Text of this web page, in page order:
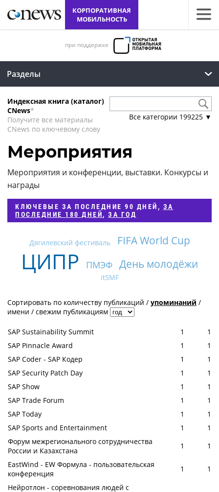
КОРПОРАТИВНАЯ
МОБИЛЬНОСТЬ
при поддержке
Разделы
Индексная книга (каталог)
CNews*
Получите все материалы
CNews по ключевому слову
Все категории 199225 ▼
Мероприятия
Мероприятия и конференции, выставки. Конкурсы и
награды
КЛЮЧЕВЫЕ ЗА ПОСЛЕДНИЕ 90 ДНЕЙ , ЗА
ПОСЛЕДНИЕ 180 ДНЕЙ, ЗА ГОД
Дягилевский фестиваль FIFA World Cup
ЦИПР ПМЭФ День молодёжи
itSMF
Сортировать по количеству публикаций / упоминаний /
имени / свежим публикациям
SAP Sustainability Summit 1
1
SAP Pinnacle Award
1
1
SAP Coder - SAP Кодер
1
1
SAP Security Patch Day
1
1
SAP Show
1
1
SAP Trade Forum
1
1
SAP Today
1
1
SAP Sports and Entertainment
1
1
Форум межрегионального сотрудничества
России и Казахстана
1
1
EastWind - EW Формула - пользовательская
конференция
1
1
Нейротлон - соревнования людей с